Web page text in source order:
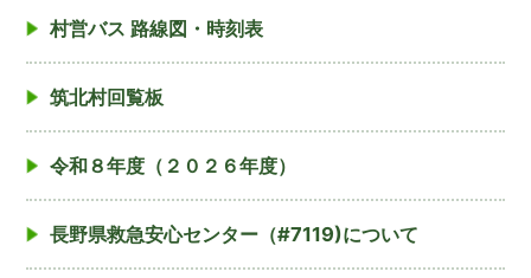
村営バス 路線図・時刻表
筑北村回覧板
令和８年度（２０２６年度）
長野県救急安心センター（#7119)について